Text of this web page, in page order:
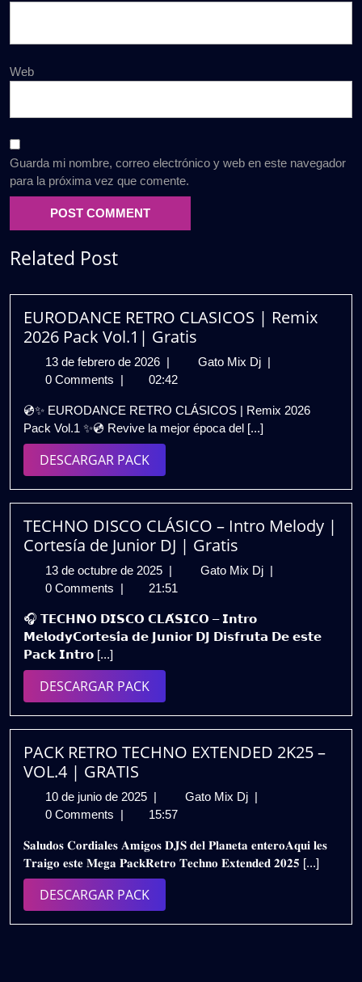
Web
Guarda mi nombre, correo electrónico y web en este navegador
para la próxima vez que comente.
Related Post
EURODANCE RETRO CLASICOS | Remix
2026 Pack Vol.1| Gratis
13 de febrero de 2026 13
de
de
2026
Gato Mix Dj EURODANCE
|
Vol.1|
Gratis
0 Comments
02:42
💿✨ EURODANCE RETRO CLÁSICOS | Remix 2026
Pack Vol.1 ✨💿 Revive la mejor época del [...]
DESCARGAR PACKDESCARGAR
PACK
TECHNO DISCO CLÁSICO – Intro Melody |
Cortesía de Junior DJ | Gratis
13 de octubre de 2025 13
de
de
2025
Gato Mix Dj TECHNO
Intro
de
Junior
DJ
0 Comments
21:51
🎧 𝗧𝗘𝗖𝗛𝗡𝗢 𝗗𝗜𝗦𝗖𝗢 𝗖𝗟𝗔́𝗦𝗜𝗖𝗢 – 𝗜𝗻𝘁𝗿𝗼
𝗠𝗲𝗹𝗼𝗱𝘆𝗖𝗼𝗿𝘁𝗲𝘀𝗶́𝗮 𝗱𝗲 𝗝𝘂𝗻𝗶𝗼𝗿 𝗗𝗝 𝗗𝗶𝘀𝗳𝗿𝘂𝘁𝗮 𝗗𝗲 𝗲𝘀𝘁𝗲
𝗣𝗮𝗰𝗸 𝗜𝗻𝘁𝗿𝗼 [...]
DESCARGAR PACKDESCARGAR
PACK
PACK RETRO TECHNO EXTENDED 2K25 –
VOL.4 | GRATIS
10 de junio de 2025 10
de
de
2025
Gato Mix Dj PACK
EXTENDED
2K25
|
0 Comments
15:57
𝐒𝐚𝐥𝐮𝐝𝐨𝐬 𝐂𝐨𝐫𝐝𝐢𝐚𝐥𝐞𝐬 𝐀𝐦𝐢𝐠𝐨𝐬 𝐃𝐉𝐒 𝐝𝐞𝐥 𝐏𝐥𝐚𝐧𝐞𝐭𝐚 𝐞𝐧𝐭𝐞𝐫𝐨𝐀𝐪𝐮𝐢 𝐥𝐞𝐬
𝐓𝐫𝐚𝐢𝐠𝐨 𝐞𝐬𝐭𝐞 𝐌𝐞𝐠𝐚 𝐏𝐚𝐜𝐤𝐑𝐞𝐭𝐫𝐨 𝐓𝐞𝐜𝐡𝐧𝐨 𝐄𝐱𝐭𝐞𝐧𝐝𝐞𝐝 𝟐𝟎𝟐𝟓 [...]
DESCARGAR PACKDESCARGAR
PACK